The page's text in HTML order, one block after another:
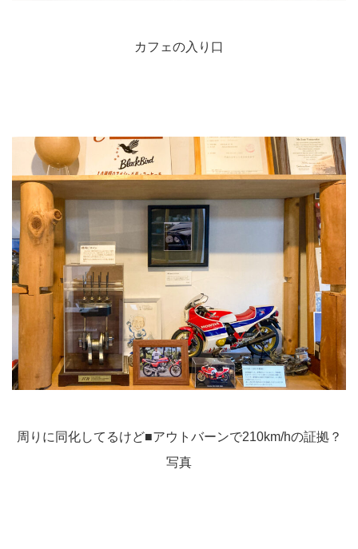
カフェの入り口
周りに同化してるけど■アウトバーンで210km/hの証拠？
写真